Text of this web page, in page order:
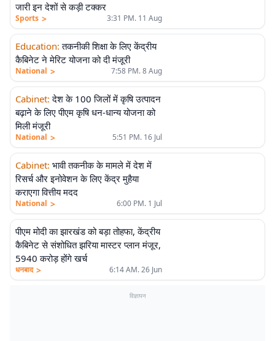
जारी इन देशों से कड़ी टक्कर
Sports > 3:31 PM. 11 Aug
Education: तकनीकी शिक्षा के लिए केंद्रीय
कैबिनेट ने मेरिट योजना को दी मंजूरी
National > 7:58 PM. 8 Aug
Cabinet: देश के 100 जिलों में कृषि उत्पादन
बढ़ाने के लिए पीएम कृषि धन-धान्य योजना को
मिली मंजूरी
National > 5:51 PM. 16 Jul
Cabinet: भावी तकनीक के मामले में देश में
रिसर्च और इनोवेशन के लिए केंद्र मुहैया
कराएगा वित्तीय मदद
National > 6:00 PM. 1 Jul
पीएम मोदी का झारखंड को बड़ा तोहफा, केंद्रीय
कैबिनेट से संशोधित झरिया मास्टर प्लान मंजूर,
5940 करोड़ होंगे खर्च
धनबाद > 6:14 AM. 26 Jun
विज्ञापन